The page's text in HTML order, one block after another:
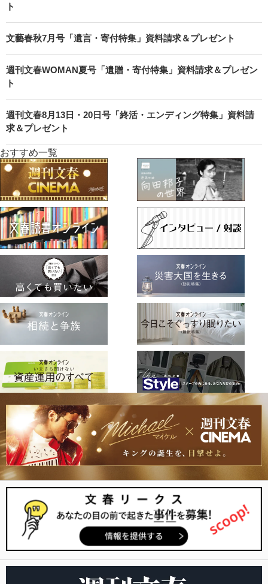
ト
文藝春秋7月号「遺言・寄付特集」資料請求＆プレゼント
週刊文春WOMAN夏号「遺贈・寄付特集」資料請求＆プレゼン
ト
週刊文春8月13日・20日号「終活・エンディング特集」資料請
求＆プレゼント
おすすめ一覧